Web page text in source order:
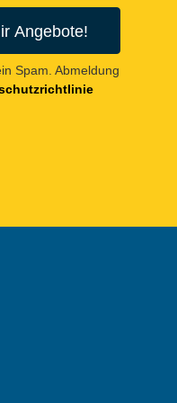
Angebote!
Spam. Abmeldung